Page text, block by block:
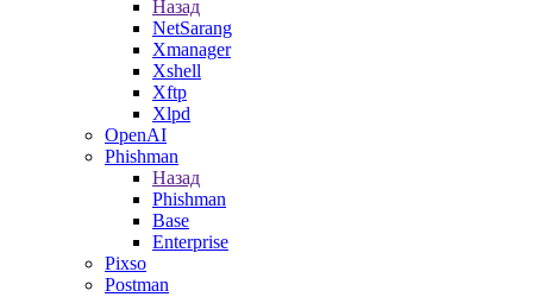
Назад
NetSarang
Xmanager
Xshell
Xftp
Xlpd
OpenAI
Phishman
Назад
Phishman
Base
Enterprise
Pixso
Postman